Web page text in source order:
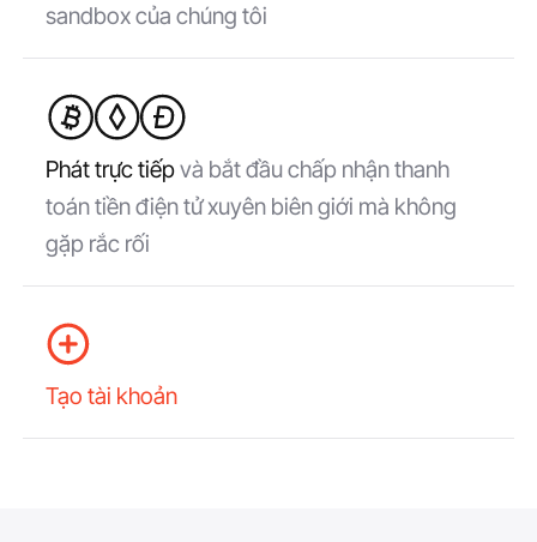
sandbox của chúng tôi
Phát trực tiếpvà bắt đầu chấp nhận thanh
toán tiền điện tử xuyên biên giới mà không
gặp rắc rối
Tạo tài khoản